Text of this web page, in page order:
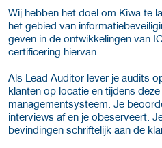
Wij hebben het doel om Kiwa te
het gebied van
geven in de ontwikkelingen van
certificering hiervan.
Als Lead Auditor lever je audits
klanten op locatie en tijdens
managementsysteem. Je
interviews af en je obeserveert.
bevindingen schriftelijk aan de